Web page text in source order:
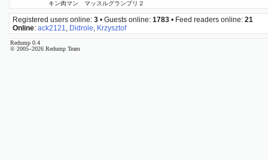
キン肉マン マッスルグランプリ２
Registered users online: 3 • Guests online: 1783 • Feed readers online: 21
Online: ack2121 Didrole Krzysztof
Redump 0.4
© 2005–2026 Redump Team